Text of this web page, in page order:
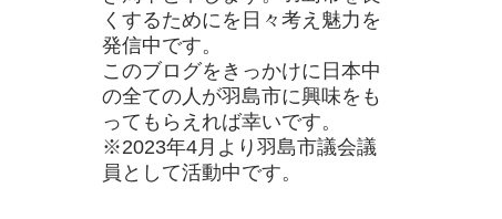
くするためにを日々考え魅力を
発信中です。
このブログをきっかけに日本中
の全ての人が羽島市に興味をも
ってもらえれば幸いです。
※2023年4月より羽島市議会議
員として活動中です。